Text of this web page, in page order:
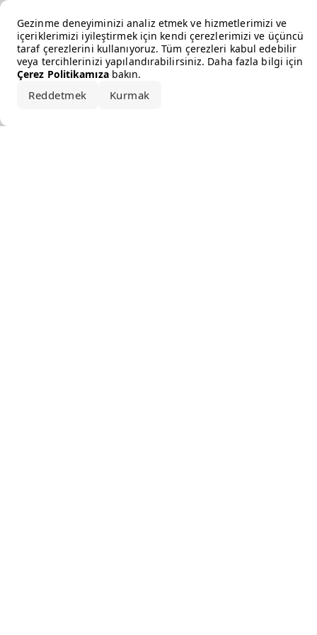
Gezinme deneyiminizi analiz etmek ve hizmetlerimizi ve
içeriklerimizi iyileştirmek için kendi çerezlerimizi ve üçüncü
taraf çerezlerini kullanıyoruz. Tüm çerezleri kabul edebilir
veya tercihlerinizi yapılandırabilirsiniz. Daha fazla bilgi için
Çerez Politikamızabakın.
Reddetmek Kurmak
Error loading the brand